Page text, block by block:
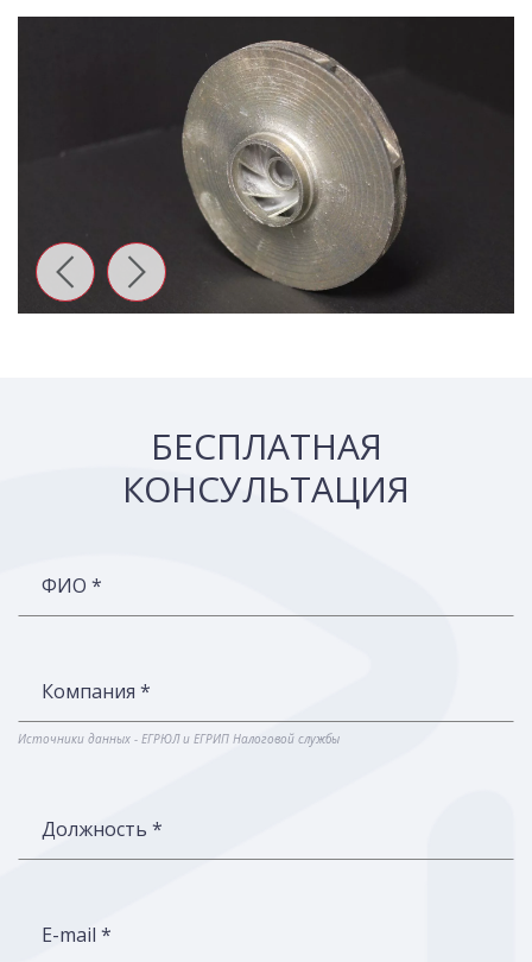
БЕСПЛАТНАЯ
КОНСУЛЬТАЦИЯ
ФИО *
Компания *
Источники данных - ЕГРЮЛ и ЕГРИП Налоговой службы
Должность *
E-mail *